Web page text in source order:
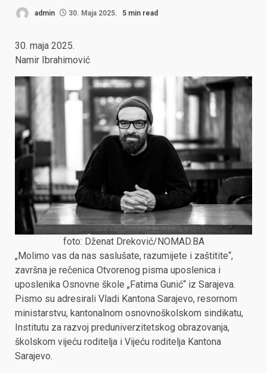
admin 30. Maja 2025. 5 min read
30. maja 2025.
Namir Ibrahimović
foto: Dženat Dreković/ NOMAD.BA
„Molimo vas da nas saslušate, razumijete i zaštitite“,
završna je rečenica Otvorenog pisma uposlenica i
uposlenika Osnovne škole „Fatima Gunić“ iz Sarajeva.
Pismo su adresirali Vladi Kantona Sarajevo, resornom
ministarstvu, kantonalnom osnovnoškolskom sindikatu,
Institutu za razvoj preduniverzitetskog obrazovanja,
školskom vijeću roditelja i Vijeću roditelja Kantona
Sarajevo.